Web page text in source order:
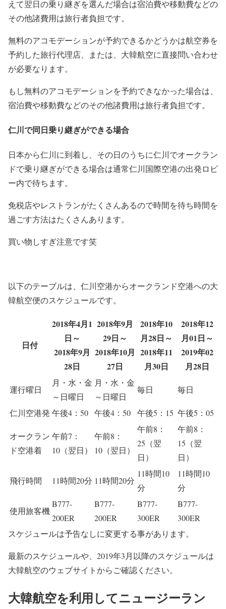
えて翌日の乗り継ぎを選んだ場合は宿泊費や移動費などの
その他諸費用は旅行者負担です。
無料のアコモデーションが予約できるかどうかは航空券を
予約した旅行代理店、または、大韓航空に直接問い合わせ
が必要なります。
もし無料のアコモデーションを予約できなかった場合は、
宿泊費や移動費などのその他諸費用は旅行者負担です。
仁川で同日乗り継ぎができる場合
日本から仁川に到着し、その日のうちに仁川でオークラン
ドで乗り継ぎができる場合は通常仁川国際空港の出発ロビ
ー内で待ちます。
免税店やレストランがたくさんあるので時間を待ち時間を
過ごす方法はたくさんあります。
買い物しすぎ注意です笑
以下のテーブルは、仁川空港からオークランド空港への大
韓航空便のスケジュールです。
日付
2018年4月1
日～
2018年9月
28日
2018年9月
29日～
2018年10月
27日
2018年10
月28日～
2018年11
月30日
2018年12
月01日～
2019年02
月28日
運行曜日
月・水・金
～日曜日
月・水・金
～日曜日
毎日 毎日
仁川空港発 午後4：50 午後4：50 午後5：15 午後5：05
オークラン
ド空港着
午前7：
10（翌日）
午前8：
10（翌日）
午前8：
25（翌
日）
午前8：
15（翌
日）
飛行時間 11時間20分 11時間20分
11時間10
分
11時間10
分
使用旅客機
B777-
200ER
B777-
200ER
B777-
300ER
B777-
300ER
スケジュールは予告なしに変更する事があります。
最新のスケジュールや、2019年3月以降のスケジュールは
大韓航空のウェブサイトからご確認ください。
大韓航空を利用してニュージーラン